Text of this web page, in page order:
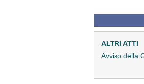
ALTRI ATTI
Avviso della